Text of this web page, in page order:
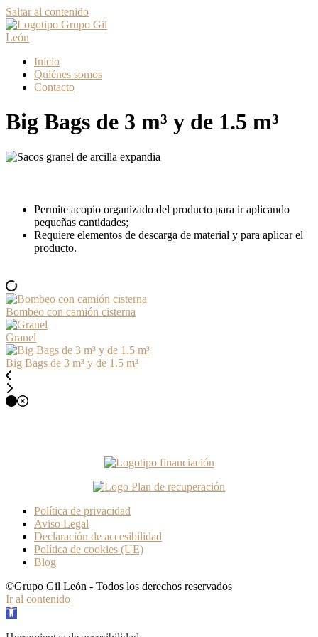
Saltar al contenido
Inicio
Quiénes somos
Contacto
Big Bags de 3 m³ y de 1.5 m³
Permite acopio organizado del producto para ir aplicando
pequeñas cantidades;
Requiere elementos de descarga de material y para aplicar el
producto.
Bombeo con camión cisterna
Granel
Big Bags de 3 m³ y de 1.5 m³
Política de privacidad
Aviso Legal
Declaración de accesibilidad
Política de cookies (UE)
Blog
©Grupo Gil León - Todos los derechos reservados
Ir al contenido
Abrir barra de herramientas